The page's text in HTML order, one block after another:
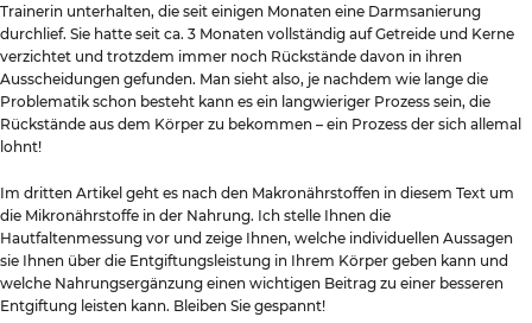
Trainerin unterhalten, die seit einigen Monaten eine Darmsanierung
durchlief. Sie hatte seit ca. 3 Monaten vollständig auf Getreide und Kerne
verzichtet und trotzdem immer noch Rückstände davon in ihren
Ausscheidungen gefunden. Man sieht also, je nachdem wie lange die
Problematik schon besteht kann es ein langwieriger Prozess sein, die
Rückstände aus dem Körper zu bekommen – ein Prozess der sich allemal
lohnt!
Im dritten Artikel geht es nach den Makronährstoffen in diesem Text um
die Mikronährstoffe in der Nahrung. Ich stelle Ihnen die
Hautfaltenmessung vor und zeige Ihnen, welche individuellen Aussagen
sie Ihnen über die Entgiftungsleistung in Ihrem Körper geben kann und
welche Nahrungsergänzung einen wichtigen Beitrag zu einer besseren
Entgiftung leisten kann. Bleiben Sie gespannt!